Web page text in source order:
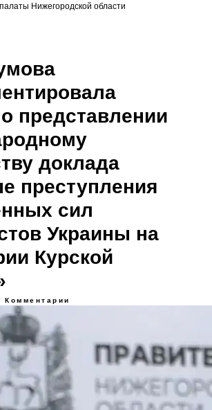
Нижегородской области
представлении
доклада
преступления
сил
Украины на
Курской
Комментарии